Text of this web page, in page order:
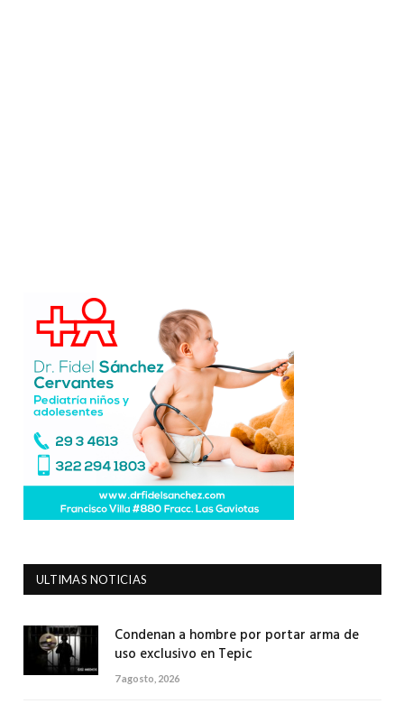
ULTIMAS NOTICIAS
Condenan a hombre por portar arma de
uso exclusivo en Tepic
7 agosto, 2026